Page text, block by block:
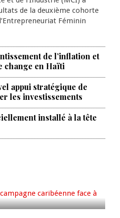
de la deuxième cohorte
Féminin
de l’inflation et
change en Haïti
appui stratégique de
les investissements
installé à la tête
sa campagne